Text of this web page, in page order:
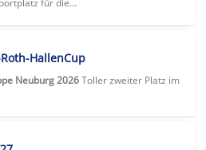
HallenCup
Neuburg 2026Toller zweiter Platz im